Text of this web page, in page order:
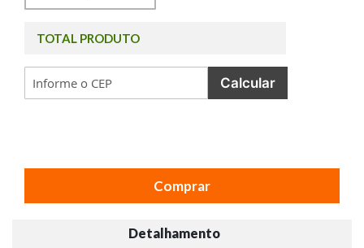
TOTAL PRODUTO
Calcular
Comprar
Detalhamento